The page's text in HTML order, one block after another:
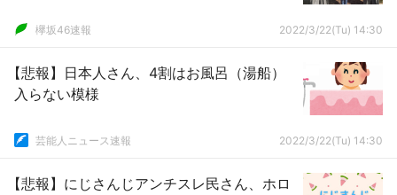
欅坂46速報 2022/3/22(Tu) 14:30
【悲報】日本人さん、4割はお風呂（湯船）
入らない模様
芸能人ニュース速報 2022/3/22(Tu) 14:30
【悲報】にじさんじアンチスレ民さん、ホロ